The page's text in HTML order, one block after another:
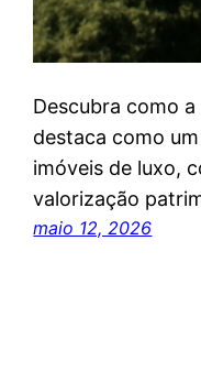
Descubra como
destaca como
imóveis de luxo,
valorização
maio 12, 2026